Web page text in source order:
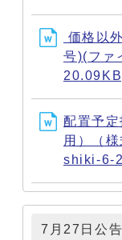
価格以
号)(ファ
配置予
用）（
shiki-6-
7月27日公